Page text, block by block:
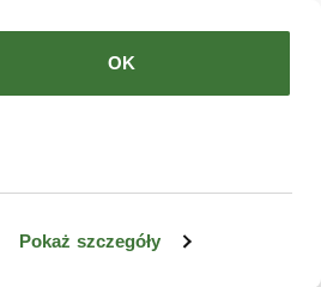
Pokaż szczegóły
OK